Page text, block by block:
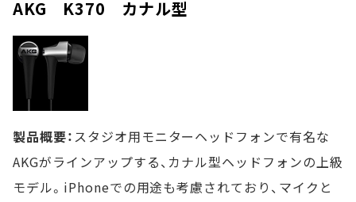
AKG K370 カナル型
製品概要：スタジオ用モニターヘッドフォンで有名な
AKGがラインアップする、カナル型ヘッドフォンの上級
モデル。iPhoneでの用途も考慮されており、マイクと